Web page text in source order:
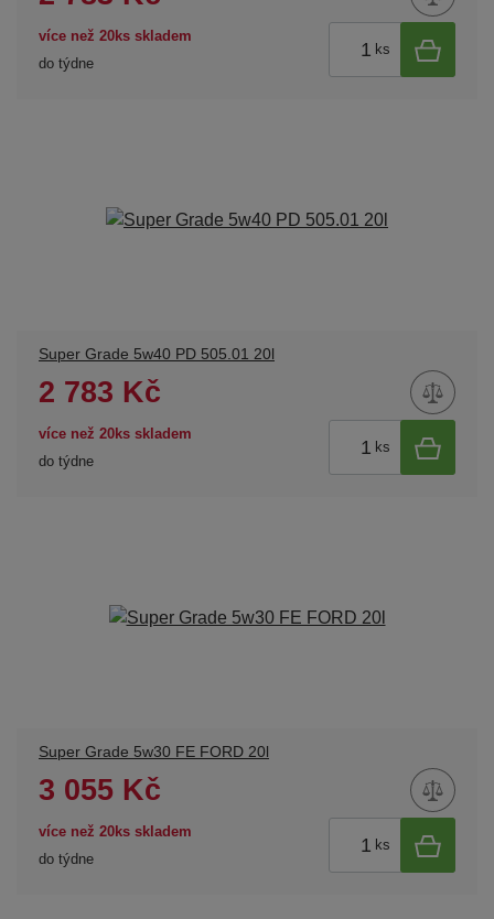
více než 20ks skladem
do týdne
ks
Super Grade 5w40 PD 505.01 20l
2 783 Kč
více než 20ks skladem
do týdne
ks
Super Grade 5w30 FE FORD 20l
3 055 Kč
více než 20ks skladem
do týdne
ks